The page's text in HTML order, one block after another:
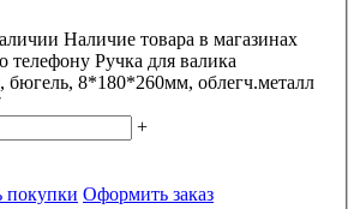
Наличие товара в магазинах
телефону Ручка для валика
бюгель, 8*180*260мм, облегч.металл
+
покупки Оформить заказ